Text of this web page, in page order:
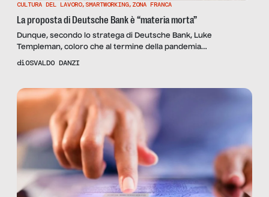
CULTURA DEL LAVORO, SMARTWORKING, ZONA FRANCA
La proposta di Deutsche Bank è “materia morta”
Dunque, secondo lo stratega di Deutsche Bank, Luke
Templeman, coloro che al termine della pandemia
continueranno a lavorare da casa è giusto che vengano tassati
parlando, Business Insider lo spiega molto […]
diOSVALDO DANZI